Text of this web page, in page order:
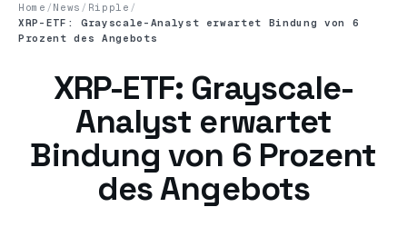
Home / News / Ripple /
XRP-ETF: Grayscale-Analyst erwartet Bindung von 6
Prozent des Angebots
XRP-ETF: Grayscale-
Analyst erwartet
Bindung von 6 Prozent
des Angebots
News
Alle News
Bitcoin 519